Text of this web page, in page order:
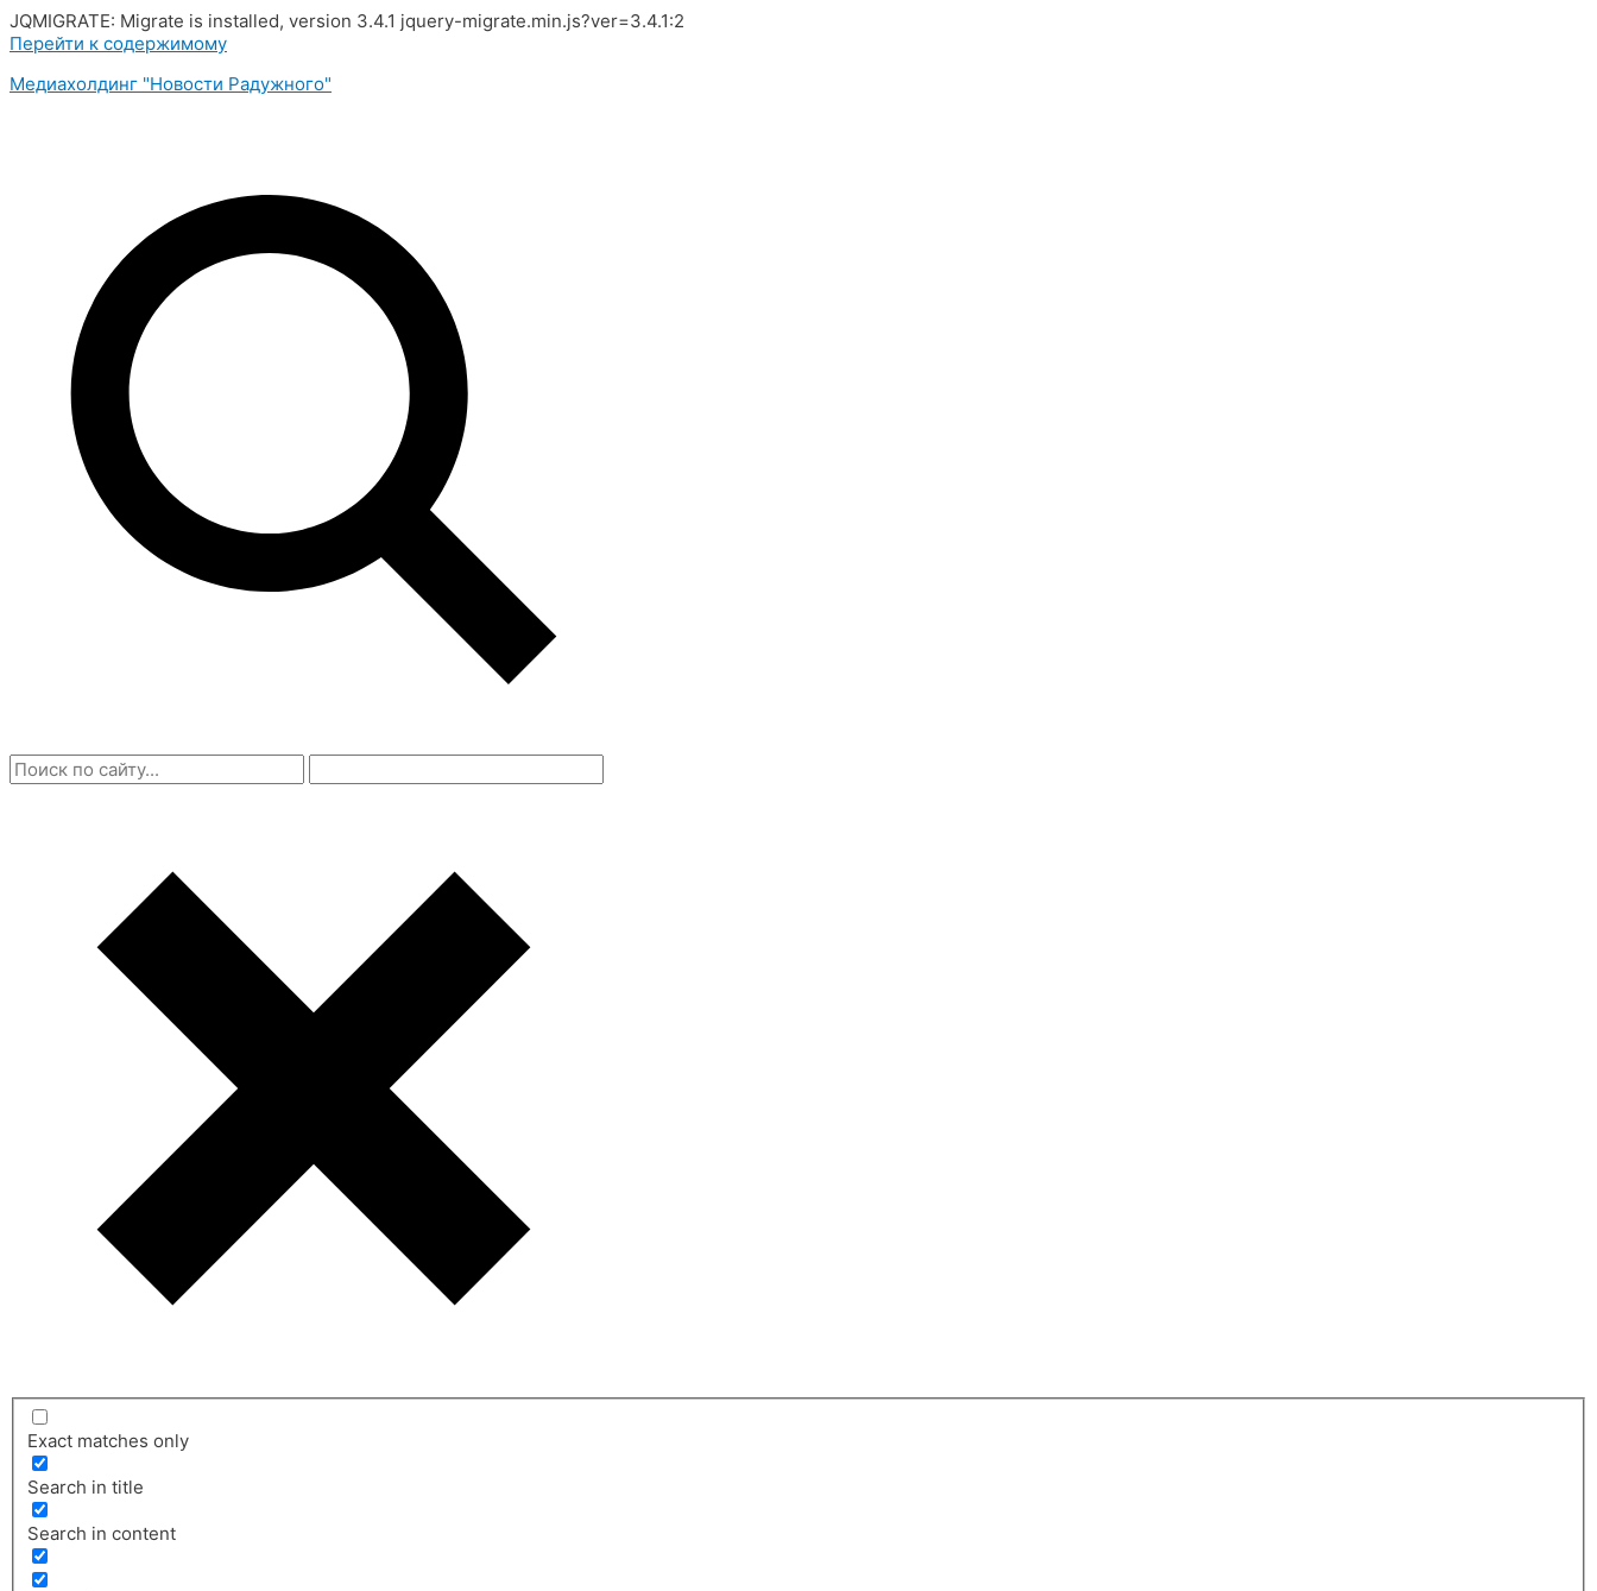
JQMIGRATE: Migrate is installed, version 3.4.1 jquery-migrate.min.js?ver=3.4.1:2
Перейти к содержимому
Медиахолдинг "Новости Радужного"
Exact matches only
Search in title
Search in content